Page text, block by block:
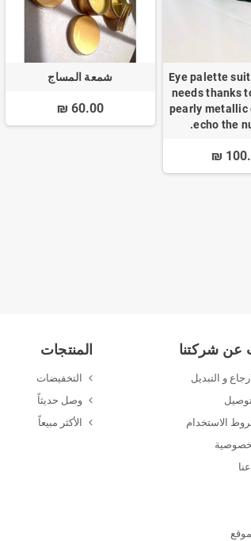
شمعة المساج
60.00 ₪
Eye palette
needs thanks
pearly metallic
echo the
عن شركتنا
و التبديل
الاستخدام
المنتجات
التخفيضات
وصل حديثاً
الأكثر مبيعاً